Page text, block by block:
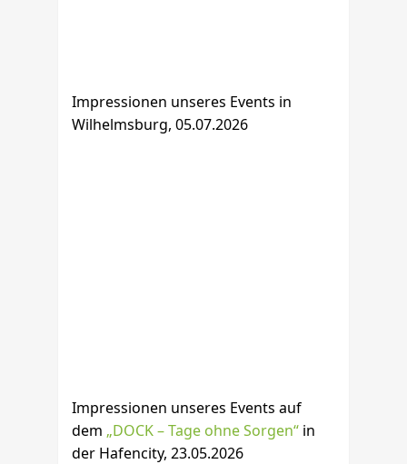
Impressionen unseres Events in
Wilhelmsburg, 05.07.2026
Impressionen unseres Events auf
dem „DOCK – Tage ohne Sorgen“ in
der Hafencity, 23.05.2026